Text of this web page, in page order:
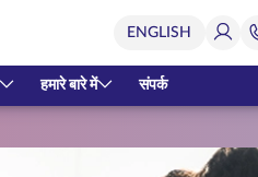
हमारे बारे में संपर्क